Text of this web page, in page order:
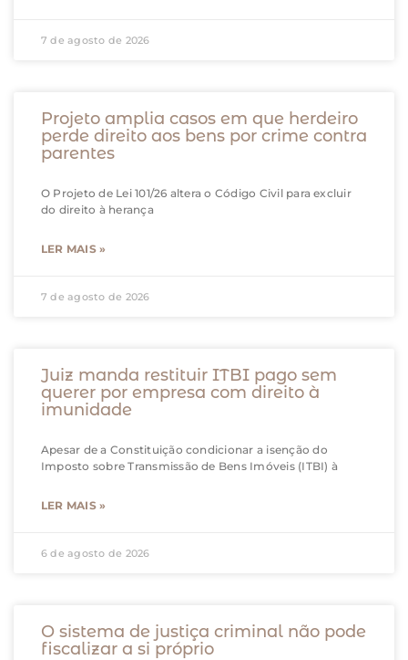
7 de agosto de 2026
Projeto amplia casos em que herdeiro
perde direito aos bens por crime contra
parentes
O Projeto de Lei 101/26 altera o Código Civil para excluir
do direito à herança
LER MAIS »
7 de agosto de 2026
Juiz manda restituir ITBI pago sem
querer por empresa com direito à
imunidade
Apesar de a Constituição condicionar a isenção do
Imposto sobre Transmissão de Bens Imóveis (ITBI) à
LER MAIS »
6 de agosto de 2026
O sistema de justiça criminal não pode
fiscalizar a si próprio